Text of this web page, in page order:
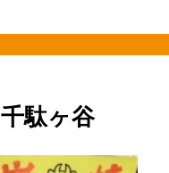
千駄ヶ谷